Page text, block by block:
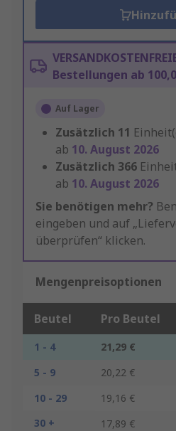
Bestellungen ab
Auf Lager
Zusätzlich 11
ab 10. August 2026
Zusätzlich 366
ab 10. August 2026
Sie benötigen mehr?
eingeben und auf
überprüfen“ klicken.
Mengenpreisoptionen
Beutel Pro Beutel
1 - 4 21,29 €
5 - 9
20,22 €
10 - 29
19,16 €
30 +
17,89 €